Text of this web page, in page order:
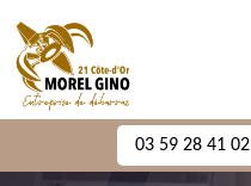
03 59 28 41 02